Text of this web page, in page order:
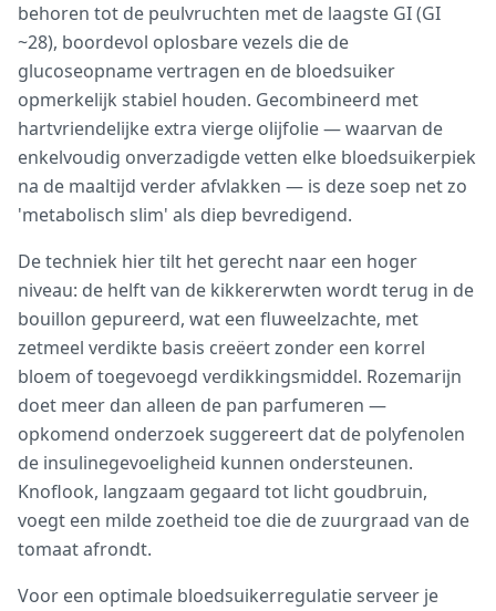
behoren tot de peulvruchten met de laagste GI (GI
~28), boordevol oplosbare vezels die de
glucoseopname vertragen en de bloedsuiker
opmerkelijk stabiel houden. Gecombineerd met
hartvriendelijke extra vierge olijfolie — waarvan de
enkelvoudig onverzadigde vetten elke bloedsuikerpiek
na de maaltijd verder afvlakken — is deze soep net zo
'metabolisch slim' als diep bevredigend.
De techniek hier tilt het gerecht naar een hoger
niveau: de helft van de kikkererwten wordt terug in de
bouillon gepureerd, wat een fluweelzachte, met
zetmeel verdikte basis creëert zonder een korrel
bloem of toegevoegd verdikkingsmiddel. Rozemarijn
doet meer dan alleen de pan parfumeren —
opkomend onderzoek suggereert dat de polyfenolen
de insulinegevoeligheid kunnen ondersteunen.
Knoflook, langzaam gegaard tot licht goudbruin,
voegt een milde zoetheid toe die de zuurgraad van de
tomaat afrondt.
Voor een optimale bloedsuikerregulatie serveer je